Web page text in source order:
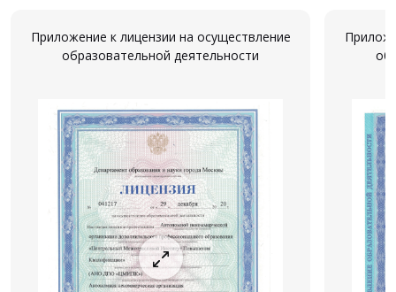
Приложение к лицензии на осуществление
образовательной деятельности